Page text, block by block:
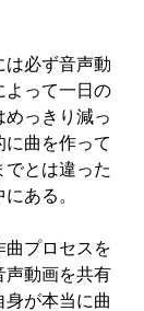
は必ず音声動
よって一日の
っきり減っ
に曲を作って
でとは違った
ある。
曲プロセスを
声動画を共有
身が本当に曲